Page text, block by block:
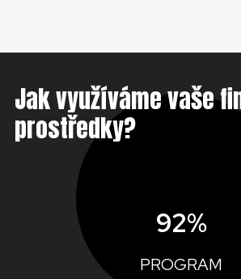
Jak využíváme vaše
prostředky?
92%
PROGRAM